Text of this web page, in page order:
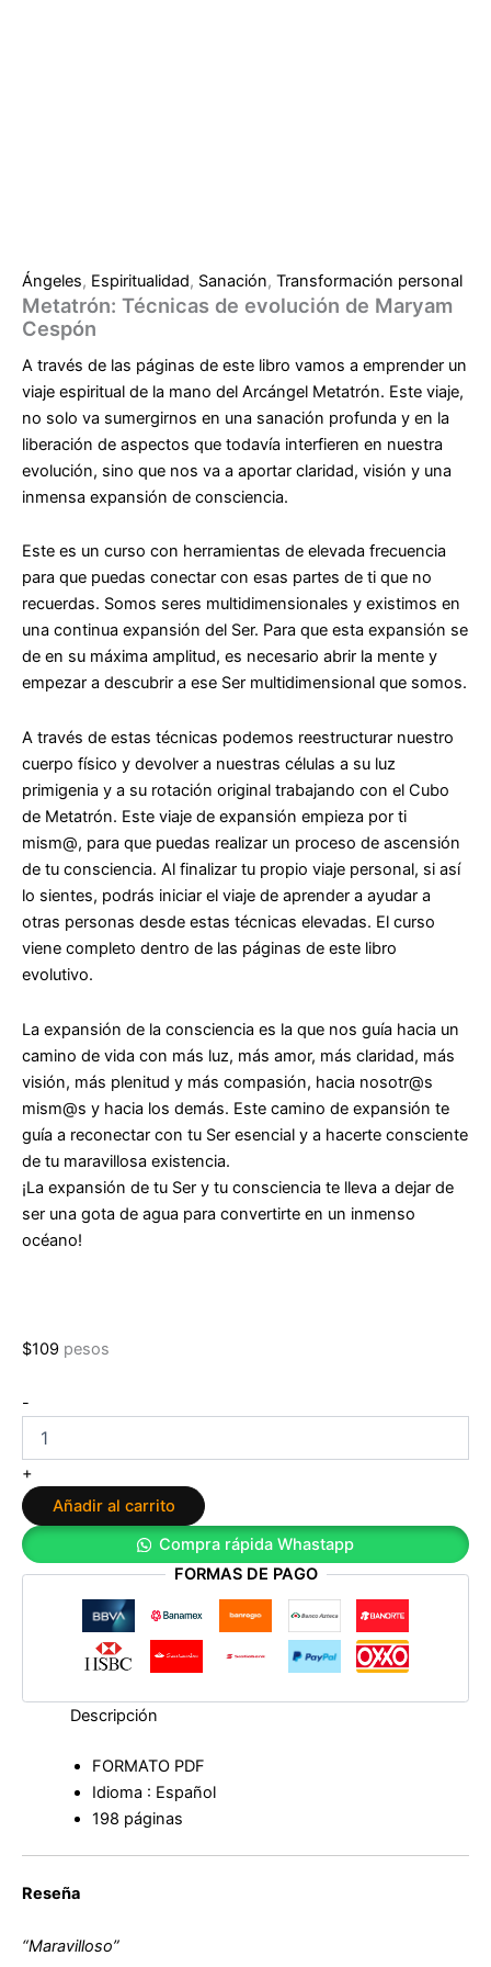
Ángeles, Espiritualidad, Sanación, Transformación personal
Metatrón: Técnicas de evolución de Maryam
Cespón
A través de las páginas de este libro vamos a emprender un
viaje espiritual de la mano del Arcángel Metatrón. Este viaje,
no solo va sumergirnos en una sanación profunda y en la
liberación de aspectos que todavía interfieren en nuestra
evolución, sino que nos va a aportar claridad, visión y una
inmensa expansión de consciencia.
Este es un curso con herramientas de elevada frecuencia
para que puedas conectar con esas partes de ti que no
recuerdas. Somos seres multidimensionales y existimos en
una continua expansión del Ser. Para que esta expansión se
de en su máxima amplitud, es necesario abrir la mente y
empezar a descubrir a ese Ser multidimensional que somos.
A través de estas técnicas podemos reestructurar nuestro
cuerpo físico y devolver a nuestras células a su luz
primigenia y a su rotación original trabajando con el Cubo
de Metatrón. Este viaje de expansión empieza por ti
mism@, para que puedas realizar un proceso de ascensión
de tu consciencia. Al finalizar tu propio viaje personal, si así
lo sientes, podrás iniciar el viaje de aprender a ayudar a
otras personas desde estas técnicas elevadas. El curso
viene completo dentro de las páginas de este libro
evolutivo.
La expansión de la consciencia es la que nos guía hacia un
camino de vida con más luz, más amor, más claridad, más
visión, más plenitud y más compasión, hacia nosotr@s
mism@s y hacia los demás. Este camino de expansión te
guía a reconectar con tu Ser esencial y a hacerte consciente
de tu maravillosa existencia.
¡La expansión de tu Ser y tu consciencia te lleva a dejar de
ser una gota de agua para convertirte en un inmenso
océano!
$109 pesos
-
Técnicas
de
evolución
de
Maryam
Cespón
+
Añadir al carrito
Compra rápida Whastapp
FORMAS DE PAGO
Descripción
FORMATO PDF
Idioma : Español
198 páginas
Reseña
“Maravilloso”